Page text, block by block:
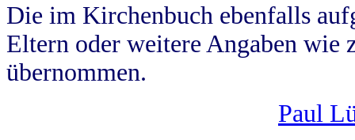
Die im Kirchenbuch ebenfalls
Eltern oder weitere Angaben wie
übernommen.
Paul